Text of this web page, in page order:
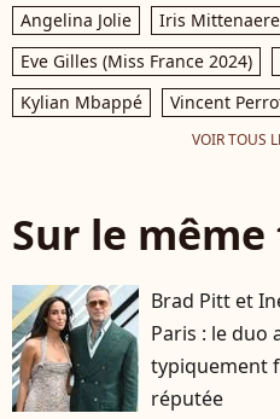
Angelina Jolie Iris Mittenaere
Eve Gilles (Miss France 2024)
Kylian Mbappé
Vincent
VOIR TOUS
Sur le
Brad Pitt et
Paris : le duo
typiquement
réputée